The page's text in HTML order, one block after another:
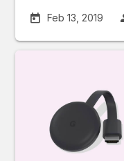
Feb 13, 2019